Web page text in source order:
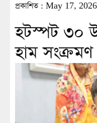
প্রকাশিত : May 17, 2026
হটস্পট ৩০
হাম সংক্রমণ